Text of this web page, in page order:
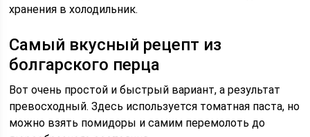
хранения в холодильник.
Самый вкусный рецепт из
болгарского перца
Вот очень простой и быстрый вариант, а результат
превосходный. Здесь используется томатная паста, но
можно взять помидоры и самим перемолоть до